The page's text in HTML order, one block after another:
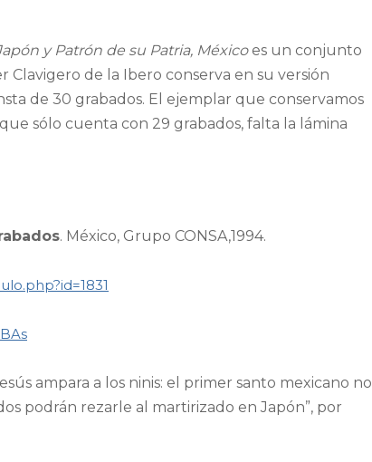
y Patrón de su Patria, Méxicoes un conjunto
Clavigero de la Ibero conserva en su versión
de 30 grabados. El ejemplar que conservamos
sólo cuenta con 29 grabados, falta la lámina
. México, Grupo CONSA,1994.
ampara a los ninis: el primer santo mexicano no
podrán rezarle al martirizado en Japón”, por